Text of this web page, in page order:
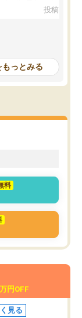
を明確にしてくれるの
仕方をコーチングして
なので、家での学習習
につきました。結果と
。自分から学ぶ姿勢を
投稿日：
っとみる
料
円OFF
見る